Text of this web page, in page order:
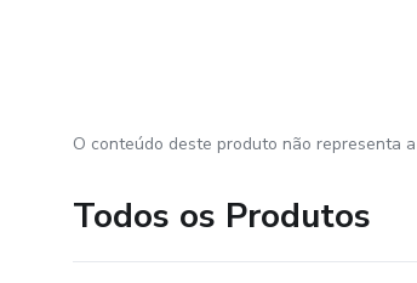
O conteúdo deste produto não representa
Todos os Produtos